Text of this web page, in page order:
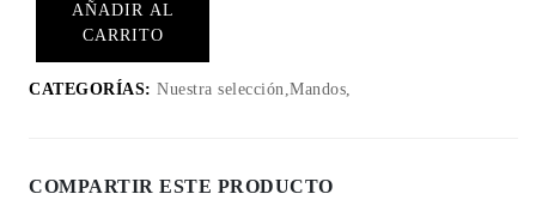
remoto
combinado
Tripmaster
AÑADIR AL
CARRITO
CATEGORÍAS: Nuestra selección,Mandos,
COMPARTIR ESTE PRODUCTO